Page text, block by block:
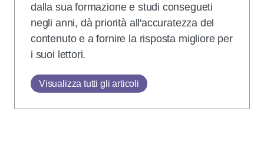
dalla sua formazione e studi consegueti
negli anni, dà priorità all'accuratezza del
contenuto e a fornire la risposta migliore per
i suoi lettori.
Visualizza tutti gli articoli